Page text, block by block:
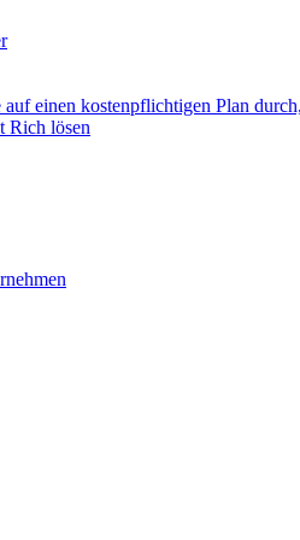
einen kostenpflichtigen Plan
Rich lösen